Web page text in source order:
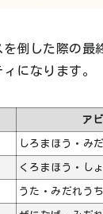
倒した際の最
ィになります。
ア
しろまほう・み
くろまほう・し
うた・みだれうち